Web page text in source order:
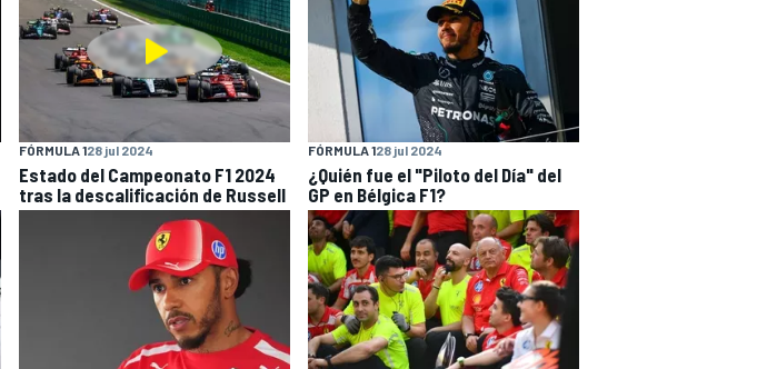
FÓRMULA 128 jul 2024
Estado del Campeonato F1 2024
tras la descalificación de Russell
FÓRMULA 128 jul 2024
¿Quién fue el "Piloto del Día" del
GP en Bélgica F1?